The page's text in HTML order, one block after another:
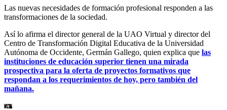
Las nuevas necesidades de formación profesional responden a las
transformaciones de la sociedad.
Así lo afirma el director general de la UAO Virtual y director del
Centro de Transformación Digital Educativa de la Universidad
Autónoma de Occidente, Germán Gallego, quien explica que las
instituciones de educación superior tienen una mirada
prospectiva para la oferta de proyectos formativos que
respondan a los requerimientos de hoy, pero también del
mañana.